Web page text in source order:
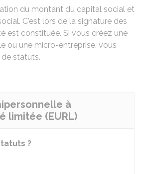
du montant du capital social et
C'est lors de la signature des
est constituée. Si vous créez une
ou une micro-entreprise, vous
statuts.
à
limitée (EURL)
?